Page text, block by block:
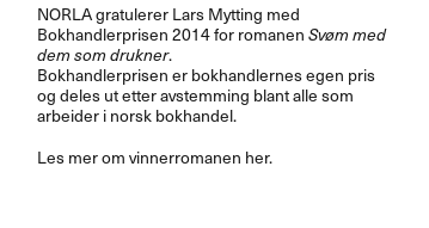
NORLAgratulerer Lars Mytting med
Bokhandlerprisen 2014 for romanenSvøm med
dem som drukner.
Bokhandlerprisen er bokhandlernes egen pris
og deles ut etter avstemming blant alle som
arbeider i norsk bokhandel.
Les mer om vinnerromanen her.